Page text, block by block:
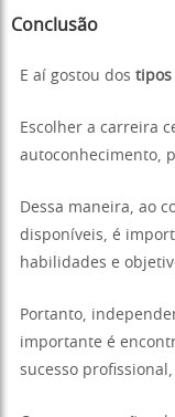
Conclusão
E aí gostou dos tipos
Escolher a carreira
autoconhecimento,
Dessa maneira, ao
disponíveis, é
habilidades e
Portanto,
importante é
sucesso